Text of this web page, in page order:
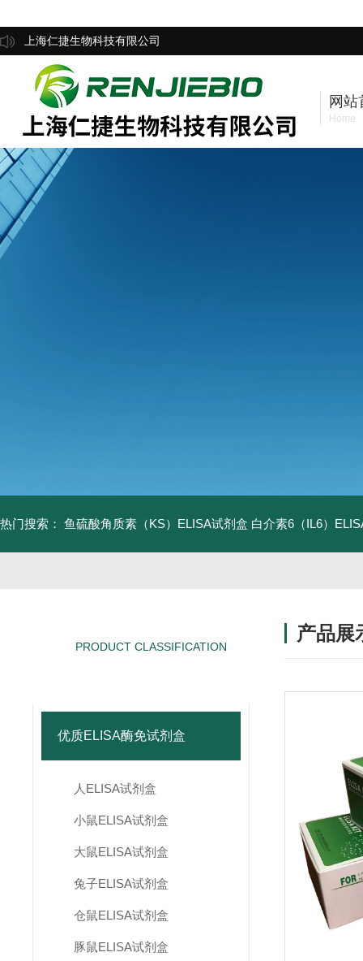
上海仁捷生物科技有限公司
网站
Home
热门搜索： 鱼硫酸角质素（KS）ELISA试剂盒 白介素6（IL6）
PRODUCT CLASSIFICATION
优质ELISA酶免试剂盒
人ELISA试剂盒
小鼠ELISA试剂盒
大鼠ELISA试剂盒
兔子ELISA试剂盒
仓鼠ELISA试剂盒
豚鼠ELISA试剂盒
产品展